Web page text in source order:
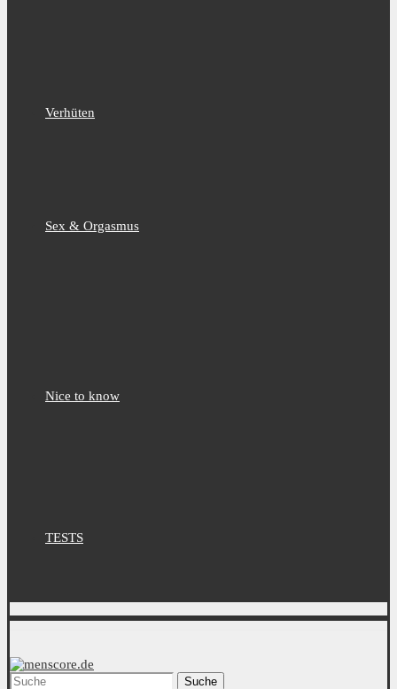
Verhüten
Sex & Orgasmus
Nice to know
TESTS
Suche